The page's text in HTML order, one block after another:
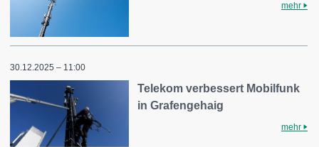
mehr
30.12.2025 – 11:00
Telekom verbessert Mobilfunk
in Grafengehaig
mehr